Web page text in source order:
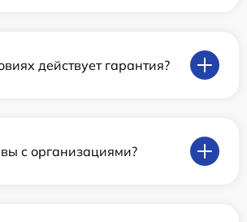
действует гарантия?
с организациями?